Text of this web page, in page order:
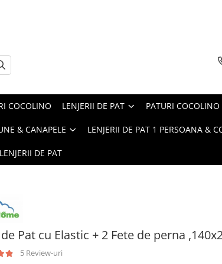
COCOLINO LENJERII DE PAT PATURI COCOLINO
& CANAPELE LENJERII DE PAT 1 PERSOANA &
DE PAT
Pat cu Elastic + 2 Fete de perna
5 Review-uri